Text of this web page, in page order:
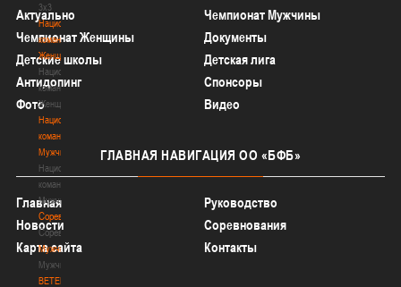
3х3
Национальная
команда.
Женщины
Национальная
команда.
Женщины
Национальная
команда.
Мужчины
Национальная
команда.
Мужчины
Соревнования
Соревнования
Мужчины
Мужчины
BETERA
Актуально
Чемпионат Мужчины
Чемпионат Женщины
Документы
Детские школы
Детская лига
Антидопинг
Спонсоры
Фото
Видео
ГЛАВНАЯ НАВИГАЦИЯ ОО «БФБ»
Главная
Руководство
Новости
Соревнования
Карта сайта
Контакты